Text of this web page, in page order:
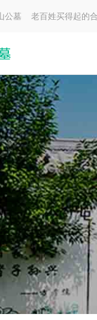
墓 老百姓买得起的